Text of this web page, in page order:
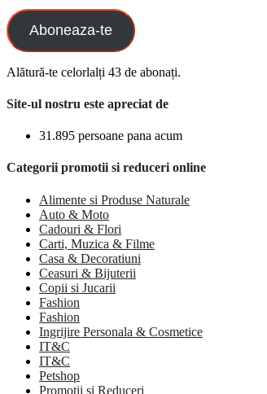
Aboneaza-te
Alătură-te celorlalți 43 de abonați.
Site-ul nostru este apreciat de
31.895 persoane pana acum
Categorii promotii si reduceri online
Alimente si Produse Naturale
Auto & Moto
Cadouri & Flori
Carti, Muzica & Filme
Casa & Decoratiuni
Ceasuri & Bijuterii
Copii si Jucarii
Fashion
Fashion
Ingrijire Personala & Cosmetice
IT&C
IT&C
Petshop
Promotii si Reduceri